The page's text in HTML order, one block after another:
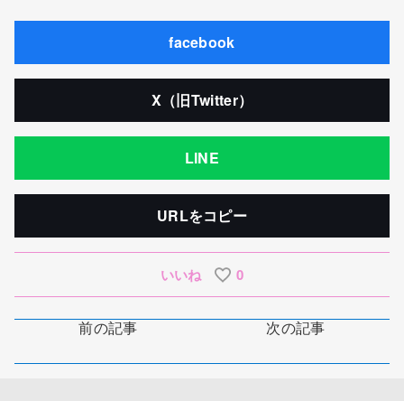
facebook
X（旧Twitter）
LINE
URLをコピー
いいね 0
前の記事 次の記事